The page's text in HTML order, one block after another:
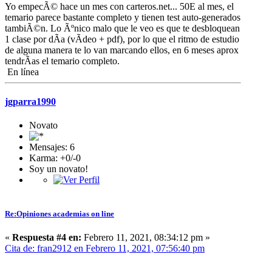
Yo empecÃ© hace un mes con carteros.net... 50E al mes, el
temario parece bastante completo y tienen test auto-generados
tambiÃ©n. Lo Ãºnico malo que le veo es que te desbloquean
1 clase por dÃ­a (vÃ­deo + pdf), por lo que el ritmo de estudio
de alguna manera te lo van marcando ellos, en 6 meses aprox
tendrÃ­as el temario completo.
En línea
jgparra1990
Novato
Mensajes: 6
Karma: +0/-0
Soy un novato!
Re:Opiniones academias on line
« Respuesta #4 en: Febrero 11, 2021, 08:34:12 pm »
Cita de: fran2912 en Febrero 11, 2021, 07:56:40 pm